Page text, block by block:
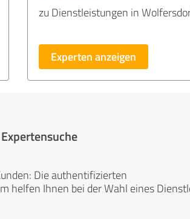
zu Dienstleistungen in
Experten anzeigen
Die authentifizierten
helfen Ihnen bei der Wahl eines